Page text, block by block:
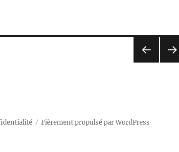
Fièrement propulsé par WordPress